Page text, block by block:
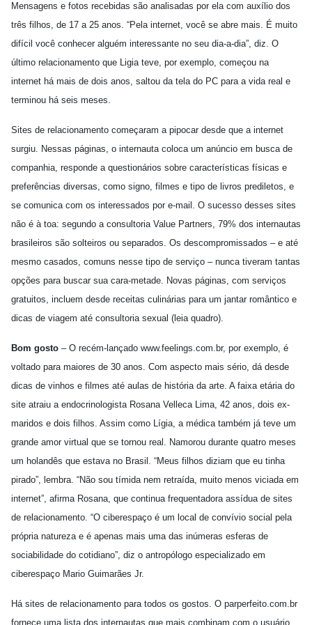
Mensagens e fotos recebidas são analisadas por ela com auxílio dos
três filhos, de 17 a 25 anos. “Pela internet, você se abre mais. É muito
difícil você conhecer alguém interessante no seu dia-a-dia”, diz. O
último relacionamento que Ligia teve, por exemplo, começou na
internet há mais de dois anos, saltou da tela do PC para a vida real e
terminou há seis meses.
Sites de relacionamento começaram a pipocar desde que a internet
surgiu. Nessas páginas, o internauta coloca um anúncio em busca de
companhia, responde a questionários sobre características físicas e
preferências diversas, como signo, filmes e tipo de livros prediletos, e
se comunica com os interessados por e-mail. O sucesso desses sites
não é à toa: segundo a consultoria Value Partners, 79% dos internautas
brasileiros são solteiros ou separados. Os descompromissados – e até
mesmo casados, comuns nesse tipo de serviço – nunca tiveram tantas
opções para buscar sua cara-metade. Novas páginas, com serviços
gratuitos, incluem desde receitas culinárias para um jantar romântico e
dicas de viagem até consultoria sexual (leia quadro).
Bom gosto – O recém-lançado www.feelings.com.br, por exemplo, é
voltado para maiores de 30 anos. Com aspecto mais sério, dá desde
dicas de vinhos e filmes até aulas de história da arte. A faixa etária do
site atraiu a endocrinologista Rosana Velleca Lima, 42 anos, dois ex-
maridos e dois filhos. Assim como Lígia, a médica também já teve um
grande amor virtual que se tornou real. Namorou durante quatro meses
um holandês que estava no Brasil. “Meus filhos diziam que eu tinha
pirado”, lembra. “Não sou tímida nem retraída, muito menos viciada em
internet”, afirma Rosana, que continua frequentadora assídua de sites
de relacionamento. “O ciberespaço é um local de convívio social pela
própria natureza e é apenas mais uma das inúmeras esferas de
sociabilidade do cotidiano”, diz o antropólogo especializado em
ciberespaço Mario Guimarães Jr.
Há sites de relacionamento para todos os gostos. O parperfeito.com.br
fornece uma lista dos internautas que mais combinam com o usuário,